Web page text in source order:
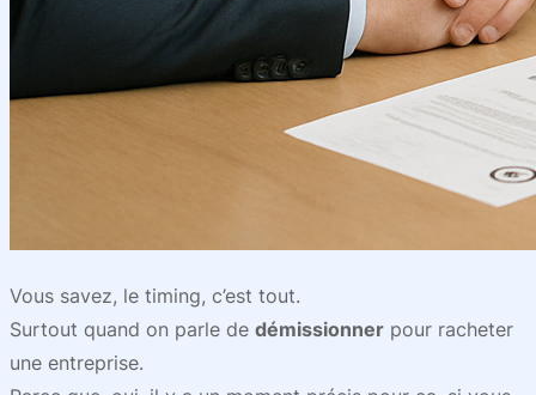
Vous savez, le timing, c’est tout.
Surtout quand on parle de démissionner pour racheter
une entreprise.